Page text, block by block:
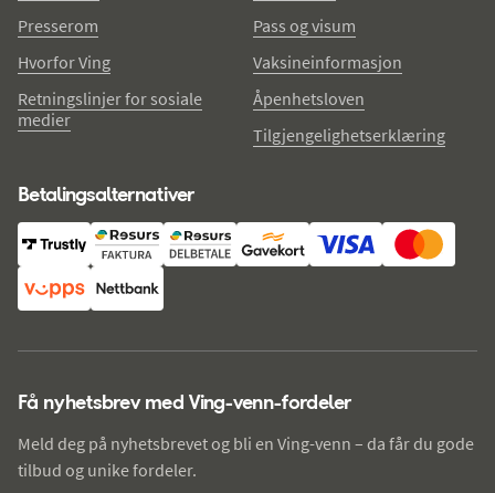
Presserom
Hvorfor Ving
Retningslinjer for sosiale
medier
Pass og visum
Vaksineinformasjon
Åpenhetsloven
Tilgjengelighetserklæring
Betalingsalternativer
Få nyhetsbrev med Ving-venn-fordeler
Meld deg på nyhetsbrevet og bli en Ving-venn – da får du gode
tilbud og unike fordeler.